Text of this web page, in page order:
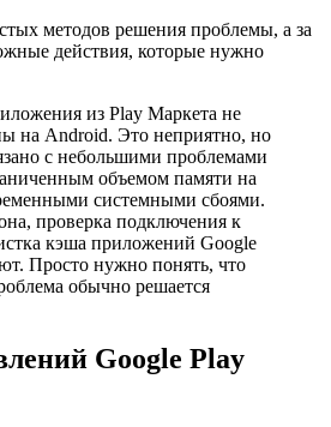
методов решения проблемы, а за
действия, которые нужно
из Play Маркета не
на Android. Это неприятно, но
с небольшими проблемами
объемом памяти на
системными сбоями.
проверка подключения к
кэша приложений Google
Просто нужно понять, что
обычно решается
Google Play